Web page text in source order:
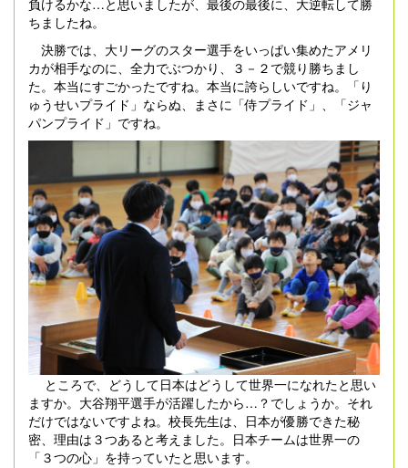
ちましたね。
決勝では、大リーグのスター選手をいっぱい集めたアメリ
カが相手なのに、全力でぶつかり、３－２で競り勝ちまし
た。本当にすごかったですね。本当に誇らしいですね。「り
ゅうせいプライド」ならぬ、まさに「侍プライド」、「ジャ
パンプライド」ですね。
ところで、どうして日本はどうして世界一になれたと思い
ますか。大谷翔平選手が活躍したから…？でしょうか。それ
だけではないですよね。校長先生は、日本が優勝できた秘
密、理由は３つあると考えました。日本チームは世界一の
「３つの心」を持っていたと思います。